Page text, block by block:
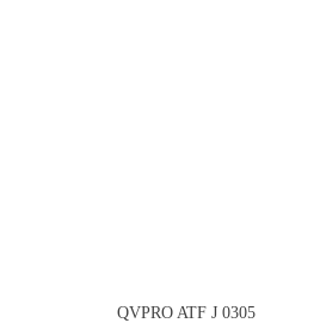
QVPRO ATF J 0305